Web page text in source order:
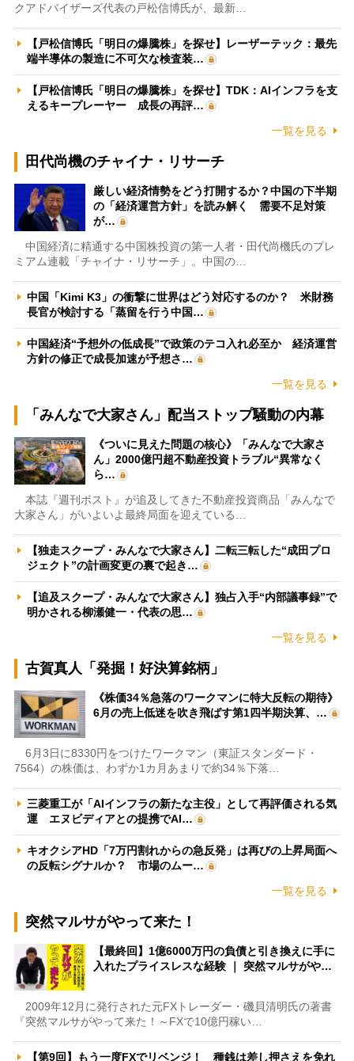
クアドバイザーズ代表の戸松信博氏が、最新…
【戸松信博氏「明日の爆騰株」を探せ】レーザーテック：最先
端半導体の製造に不可欠な検査装…
【戸松信博氏「明日の爆騰株」を探せ】TDK：AIインフラを支
えるキープレーヤー 成長の再評…
一覧を見る
田代尚機のチャイナ・リサーチ
厳しい経済情勢をどう打開するか？中国の下半期
の「経済運営方針」を読み解く 需要不足対策
が…
中国経済に精通する中国株投資の第一人者・田代尚機氏のプレ
ミアム連載「チャイナ・リサーチ」。中国の…
中国「Kimi K3」の衝撃に世界はどう対応するのか？ 米財務
長官が検討する「蒸留を行う中国…
中国経済“予想外の低成長”で政策のテコ入れ必至か 経済運営
方針の修正で成長加速が予想さ…
一覧を見る
「みんなで大家さん」配当ストップ騒動の内幕
《ついに見えた問題の核心》「みんなで大家さ
ん」2000億円超不動産投資トラブル“異常なく
ら…
本誌『週刊ポスト』が追及してきた不動産投資商品「みんなで
大家さん」がいよいよ最終局面を迎えている…
【独走スクープ・みんなで大家さん】二転三転した“成田プロ
ジェクト”の計画変更の裏で起き…
【追及スクープ・みんなで大家さん】独占入手“内部議事録”で
明かされる柳瀬健一・代表の思…
一覧を見る
古賀真人「発掘！好決算銘柄」
《株価34％急落のワークマンに特大反転の期待》
6月の売上低迷を吹き飛ばす第1四半期決算、…
6月3日に8330円をつけたワークマン（東証スタンダード・
7564）の株価は、わずか1カ月あまりで約34％下落…
三菱重工が「AIインフラの新たな主役」として再評価される気
運 エヌビディアとの提携でAI…
キオクシアHD「7万円割れからの急反発」は再びの上昇局面へ
の反転シグナルか？ 市場のムー…
一覧を見る
突然マルサがやって来た！
【最終回】1億6000万円の負債と引き換えに手に
入れたプライスレスな経験 ｜ 突然マルサがや…
2009年12月に発行された元FXトレーダー・磯貝清明氏の著書
『突然マルサがやって来た！～FXで10億円稼い…
【第9回】もう一度FXでリベンジ！ 種銭は差し押さえを免れ